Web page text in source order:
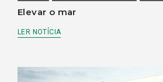
Elevar o mar
LER NOTÍCIA